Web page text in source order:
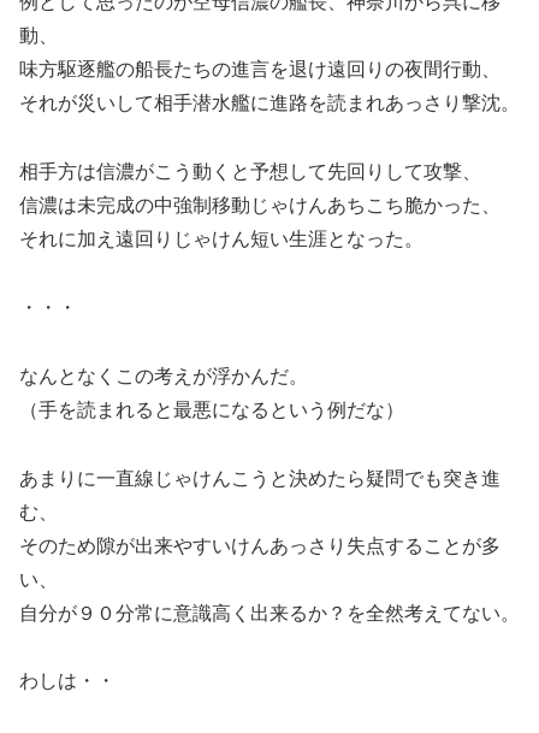
動、
味方駆逐艦の船長たちの進言を退け遠回りの夜間行動、
それが災いして相手潜水艦に進路を読まれあっさり撃沈。
相手方は信濃がこう動くと予想して先回りして攻撃、
信濃は未完成の中強制移動じゃけんあちこち脆かった、
それに加え遠回りじゃけん短い生涯となった。
・・・
なんとなくこの考えが浮かんだ。
（手を読まれると最悪になるという例だな）
あまりに一直線じゃけんこうと決めたら疑問でも突き進
む、
そのため隙が出来やすいけんあっさり失点することが多
い、
自分が９０分常に意識高く出来るか？を全然考えてない。
わしは・・